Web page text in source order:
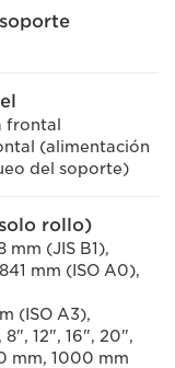
frontal
(alimentación
del soporte)
rollo)
mm (JIS B1),
mm (ISO A0),
(ISO A3),
12", 16", 20",
mm, 1000 mm